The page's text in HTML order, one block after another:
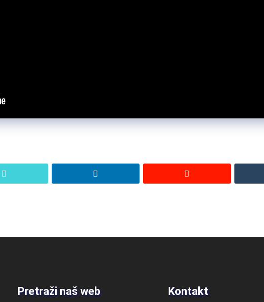
Pretraži naš web Kontakt